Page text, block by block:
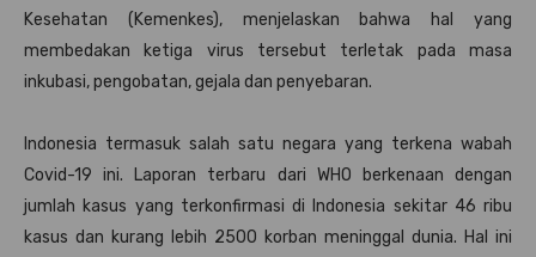
Kesehatan (Kemenkes), menjelaskan bahwa hal yang
membedakan ketiga virus tersebut terletak pada masa
inkubasi, pengobatan, gejala dan penyebaran.
Indonesia termasuk salah satu negara yang terkena wabah
Covid-19 ini. Laporan terbaru dari WHO berkenaan dengan
jumlah kasus yang terkonfirmasi di Indonesia sekitar 46 ribu
kasus dan kurang lebih 2500 korban meninggal dunia. Hal ini